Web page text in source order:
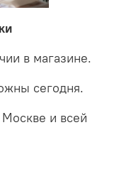
освещения.
в магазине.
сегодня.
и всей